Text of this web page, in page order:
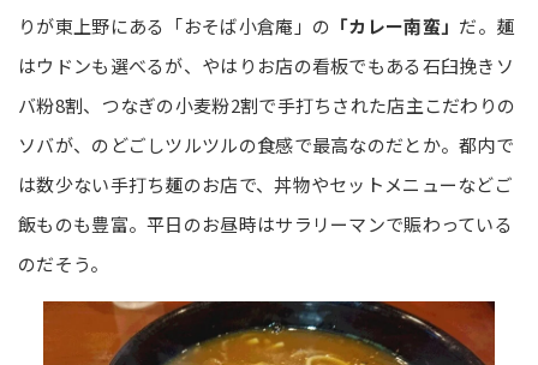
りが東上野にある「おそば小倉庵」の 「カレー南蛮」 だ。麺
はウドンも選べるが、やはりお店の看板でもある石臼挽きソ
バ粉8割、つなぎの小麦粉2割で手打ちされた店主こだわりの
ソバが、のどごしツルツルの食感で最高なのだとか。都内で
は数少ない手打ち麺のお店で、丼物やセットメニューなどご
飯ものも豊富。平日のお昼時はサラリーマンで賑わっている
のだそう。